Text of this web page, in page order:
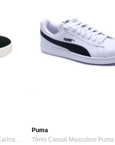
Tênis Casual Feminino Puma Carina 3.0 Sd...
Puma